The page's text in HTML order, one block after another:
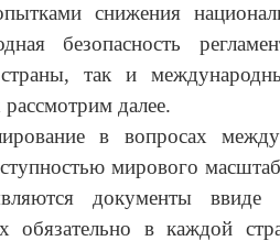
снижения
безопасность
так и
далее.
в вопросах
мирового
документы ввиде
обязательно в каждой